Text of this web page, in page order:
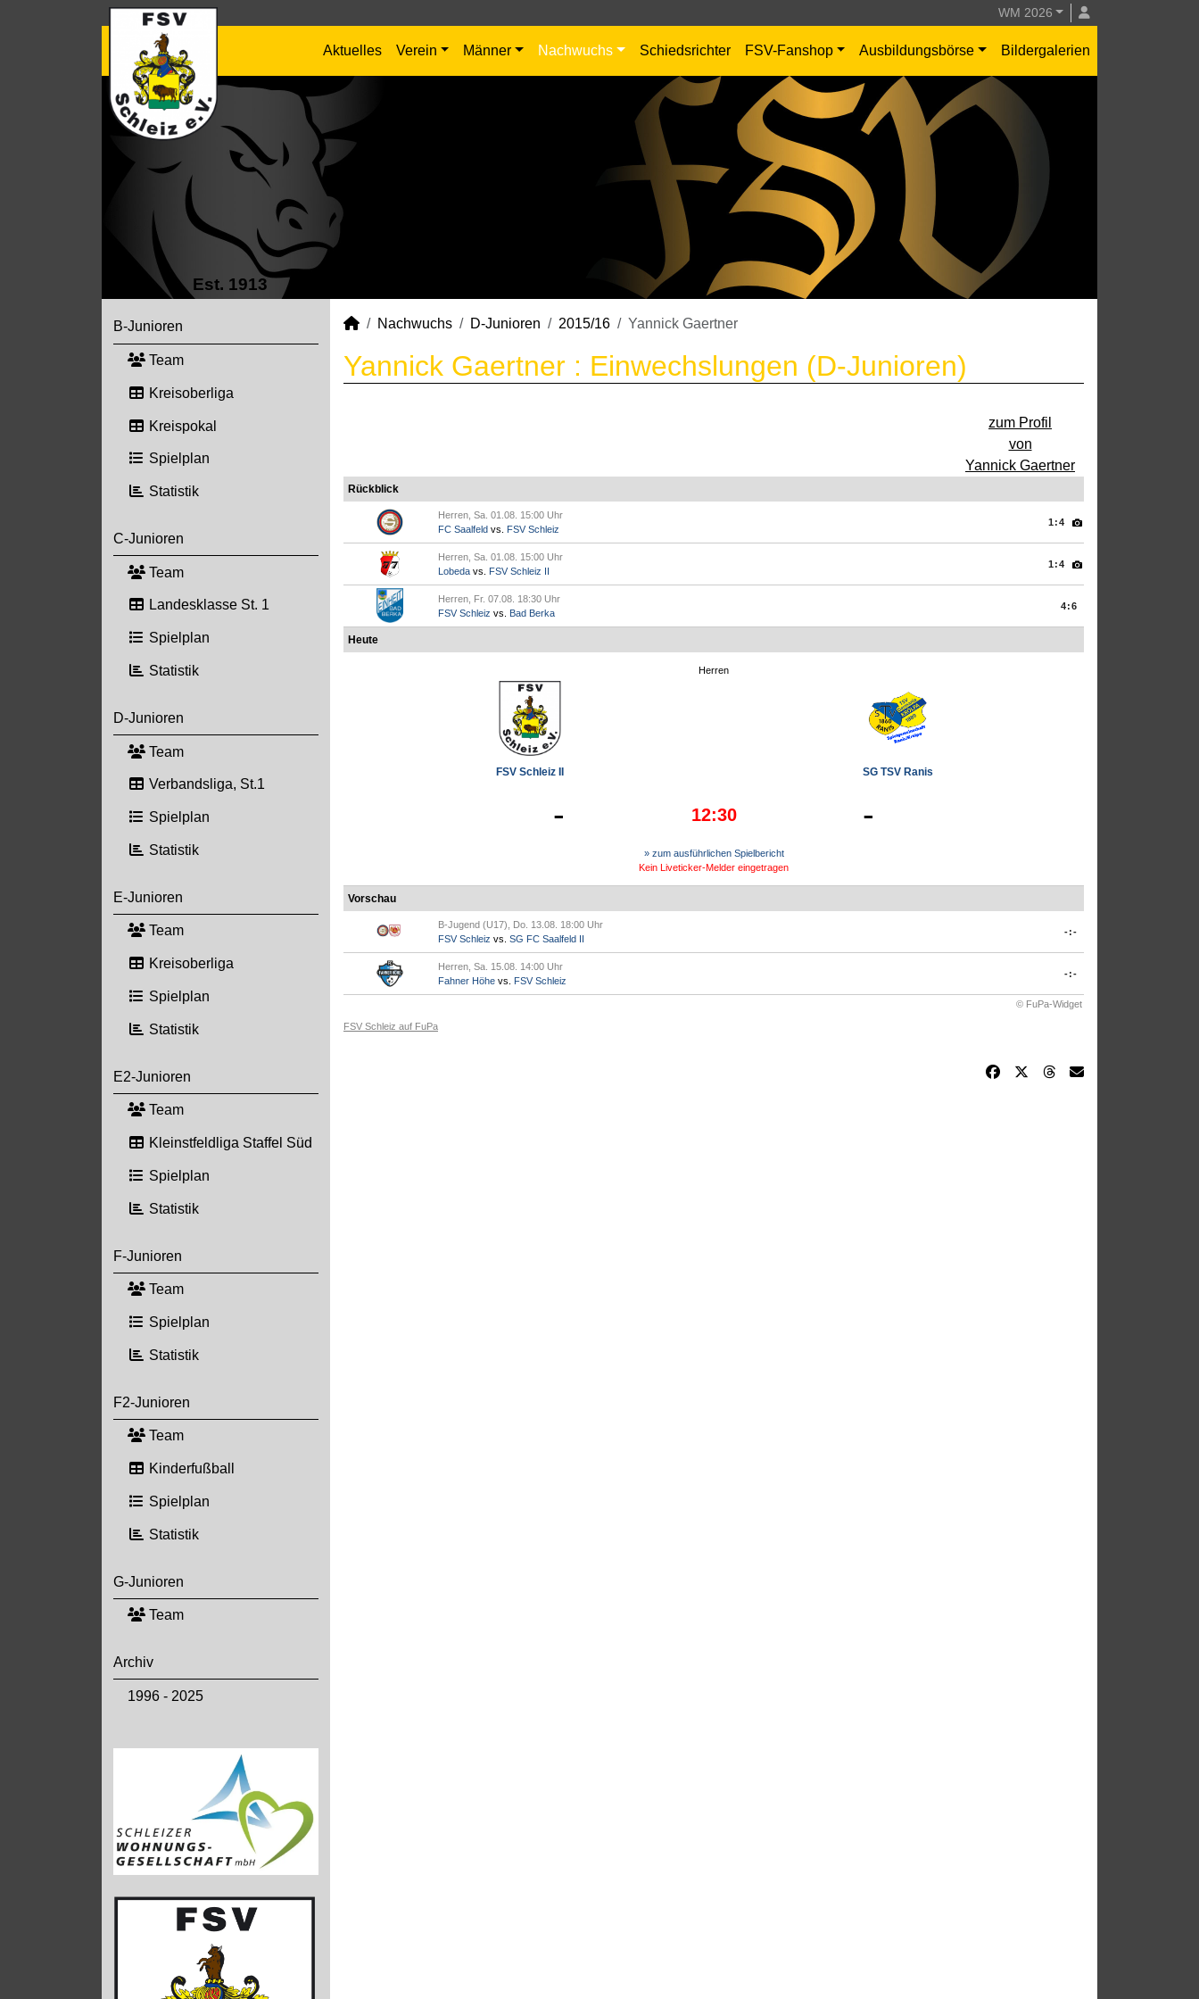
WM 2026
Aktuelles Verein Männer Nachwuchs Schiedsrichter FSV-Fanshop Ausbildungsbörse Bildergalerien
Est. 1913
B-Junioren
Team
Kreisoberliga
Kreispokal
Spielplan
Statistik
C-Junioren
Team
Landesklasse St. 1
Spielplan
Statistik
D-Junioren
Team
Verbandsliga, St.1
Spielplan
Statistik
E-Junioren
Team
Kreisoberliga
Spielplan
Statistik
E2-Junioren
Team
Kleinstfeldliga Staffel Süd
Spielplan
Statistik
F-Junioren
Team
Spielplan
Statistik
F2-Junioren
Team
Kinderfußball
Spielplan
Statistik
G-Junioren
Team
Archiv
1996 - 2025
Nachwuchs D-Junioren 2015/16 Yannick Gaertner
Yannick Gaertner : Einwechslungen (D-Junioren)
zum Profil
von
Yannick Gaertner
Rückblick
Herren, Sa. 01.08. 15:00 Uhr
FC Saalfeld vs. FSV Schleiz
1:4
Herren, Sa. 01.08. 15:00 Uhr
Lobeda vs. FSV Schleiz II
1:4
Herren, Fr. 07.08. 18:30 Uhr
FSV Schleiz vs. Bad Berka
4:6
Heute
Herren
FSV Schleiz II SG TSV Ranis
- 12:30 -
» zum ausführlichen Spielbericht
Kein Liveticker-Melder eingetragen
Vorschau
B-Jugend (U17), Do. 13.08. 18:00 Uhr
FSV Schleiz vs. SG FC Saalfeld II
-:-
Herren, Sa. 15.08. 14:00 Uhr
Fahner Höhe vs. FSV Schleiz
-:-
© FuPa-Widget
FSV Schleiz auf FuPa